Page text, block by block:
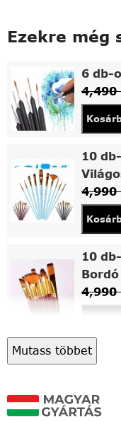
Ezekre még
6 db-
4,490
10
4,990
10
4,990
Mutass többet